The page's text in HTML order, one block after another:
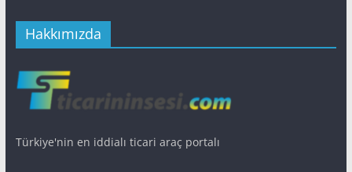
Hakkımızda
Türkiye'nin en iddialı ticari araç portalı